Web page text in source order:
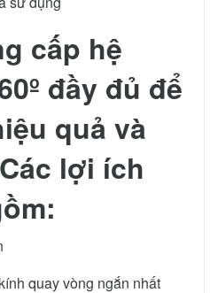
cấp hệ
đầy đủ để
quả và
lợi ích
quay vòng ngắn nhất